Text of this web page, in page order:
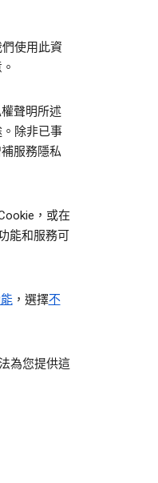
使用此資
聲明所述
除非已事
服務隱私
，或在
能和服務可
，選擇不
為您提供這